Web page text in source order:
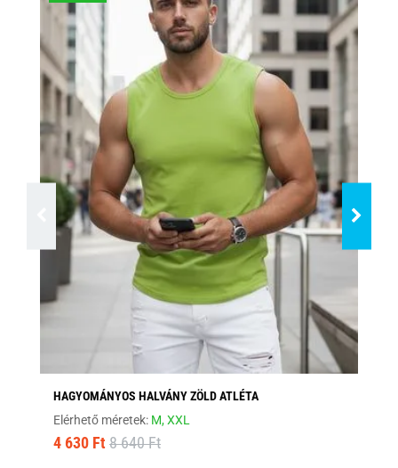
HAGYOMÁNYOS HALVÁNY ZÖLD ATLÉTA
Elérhető méretek: M,XXL
4 630 Ft 8 640 Ft